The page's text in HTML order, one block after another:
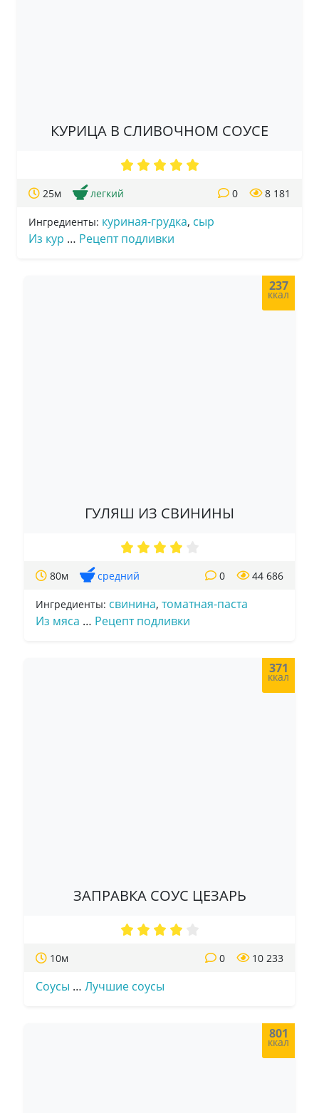
КУРИЦА В СЛИВОЧНОМ СОУСЕ
25м легкий 8 181
0
Ингредиенты: куриная-грудка, сыр
Из кур … Рецепт подливки
237
ккал
ГУЛЯШ ИЗ СВИНИНЫ
80м средний 44 686
0
Ингредиенты: свинина, томатная-паста
Из мяса … Рецепт подливки
371
ккал
ЗАПРАВКА СОУС ЦЕЗАРЬ
10м 10 233
0
Соусы … Лучшие соусы
801
ккал